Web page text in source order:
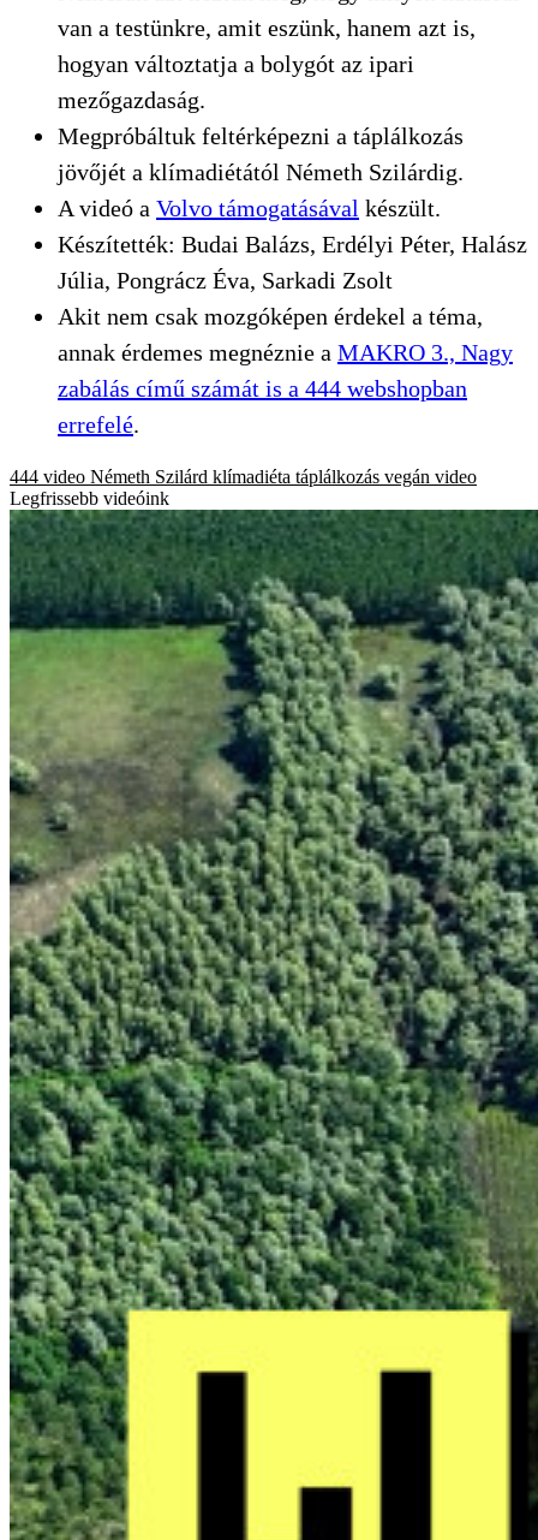
van a testünkre, amit eszünk, hanem azt is,
hogyan változtatja a bolygót az ipari
mezőgazdaság.
Megpróbáltuk feltérképezni a táplálkozás
jövőjét a klímadiétától Németh Szilárdig.
A videó a Volvo támogatásával készült.
Készítették: Budai Balázs, Erdélyi Péter, Halász
Júlia, Pongrácz Éva, Sarkadi Zsolt
Akit nem csak mozgóképen érdekel a téma,
annak érdemes megnéznie a MAKRO 3., Nagy
zabálás című számát is a 444 webshopban
errefelé.
444 video Németh Szilárd klímadiéta táplálkozás vegán video
Legfrissebb videóink